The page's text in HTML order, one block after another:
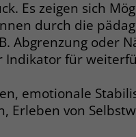
Es zeigen sich
durch die
Abgrenzung oder
für
emotionale
Erleben von
des Benutzers bei allen
Website gelangt. Es
darüber, welche
wurde, sodass erzielte
oder
Anzeige zugewiesen